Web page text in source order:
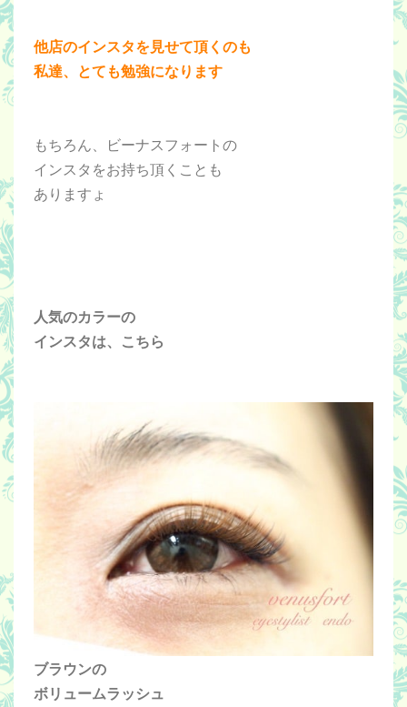
他店のインスタを見せて頂くのも
私達、とても勉強になります
もちろん、ビーナスフォートの
インスタをお持ち頂くことも
ありますょ
人気のカラーの
インスタは、こちら
ブラウンの
ボリュームラッシュ